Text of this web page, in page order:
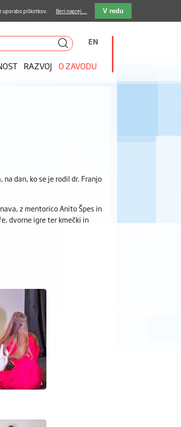
in varnost
E-pošta
EN
RAZVOJ O ZAVODU
dan, ko se je rodil dr. Franjo
z mentorico Anito Špes in
dvorne igre ter kmečki in
piškotkov. Beri naprej ... V redu